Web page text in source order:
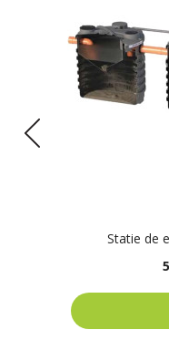
Statie de